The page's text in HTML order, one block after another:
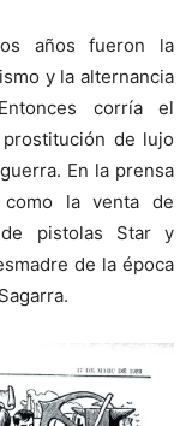
años fueron la
y la alternancia
corría el
de lujo
En la prensa
como la venta de
pistolas Star y
de la época